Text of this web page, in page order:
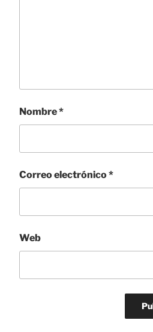
Nombre*
Correo electrónico*
Web